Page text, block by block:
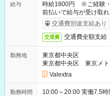
給与
時給1800円 ※ご経験・
前払いで給与が受け取
交通費別途支給あり
交通費 交通費全額支給
勤務地
東京都中央区
東京都中央区 東京メト
Valextra
勤務時間
10:00～20:00 実働7.5時間／休憩1.5時間 営業時間に合わせた